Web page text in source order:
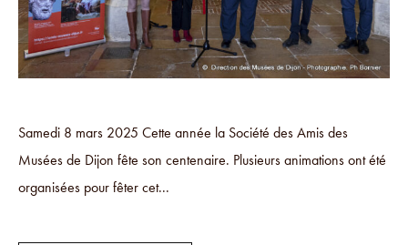
Samedi 8 mars 2025 Cette année la Société des Amis des
Musées de Dijon fête son centenaire. Plusieurs animations ont été
organisées pour fêter cet...